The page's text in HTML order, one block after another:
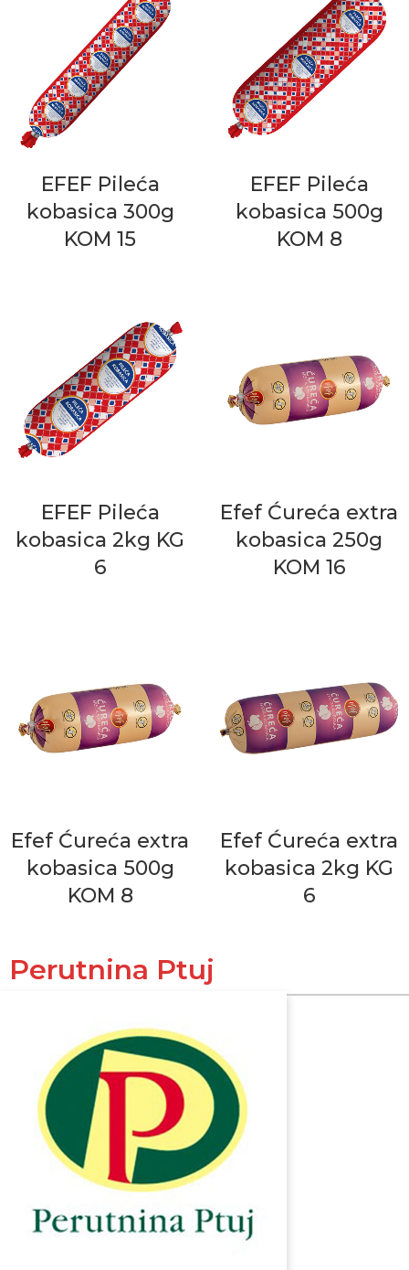
EFEF Pileća
kobasica 300g
KOM 15
EFEF Pileća
kobasica 500g
KOM 8
EFEF Pileća
kobasica 2kg KG
6
Efef Ćureća extra
kobasica 250g
KOM 16
Efef Ćureća extra
kobasica 500g
KOM 8
Efef Ćureća extra
kobasica 2kg KG
6
Perutnina Ptuj